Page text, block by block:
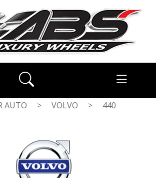
AUTO > VOLVO > 440